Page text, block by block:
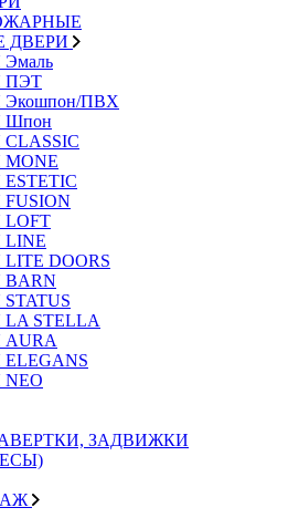
ДВЕРИ
ПЭТ
ПВХ
DOORS
STELLA
ЗАДВИЖКИ